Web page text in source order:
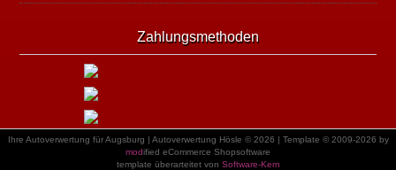
Zahlungsmethoden
Ihre Autoverwertung für Augsburg | Autoverwertung Hösle © 2026 | Template © 2009-2026 by
modified eCommerce Shopsoftware
template überarteitet von Software-Kern